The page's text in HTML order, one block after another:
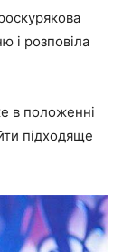
і розповіла
в положенні
підходяще